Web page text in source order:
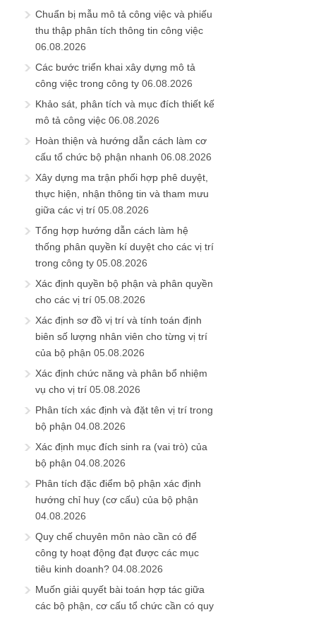
Chuẩn bị mẫu mô tả công việc và phiếu
thu thập phân tích thông tin công việc
06.08.2026
Các bước triển khai xây dựng mô tả
công việc trong công ty 06.08.2026
Khảo sát, phân tích và mục đích thiết kế
mô tả công việc 06.08.2026
Hoàn thiện và hướng dẫn cách làm cơ
cấu tổ chức bộ phận nhanh 06.08.2026
Xây dựng ma trận phối hợp phê duyệt,
thực hiện, nhận thông tin và tham mưu
giữa các vị trí 05.08.2026
Tổng hợp hướng dẫn cách làm hệ
thống phân quyền kí duyệt cho các vị trí
trong công ty 05.08.2026
Xác định quyền bộ phận và phân quyền
cho các vị trí 05.08.2026
Xác định sơ đồ vị trí và tính toán định
biên số lượng nhân viên cho từng vị trí
của bộ phận 05.08.2026
Xác định chức năng và phân bổ nhiệm
vụ cho vị trí 05.08.2026
Phân tích xác định và đặt tên vị trí trong
bộ phận 04.08.2026
Xác định mục đích sinh ra (vai trò) của
bộ phận 04.08.2026
Phân tích đặc điểm bộ phận xác định
hướng chỉ huy (cơ cấu) của bộ phận
04.08.2026
Quy chế chuyên môn nào cần có để
công ty hoạt động đạt được các mục
tiêu kinh doanh? 04.08.2026
Muốn giải quyết bài toán hợp tác giữa
các bộ phận, cơ cấu tổ chức cần có quy